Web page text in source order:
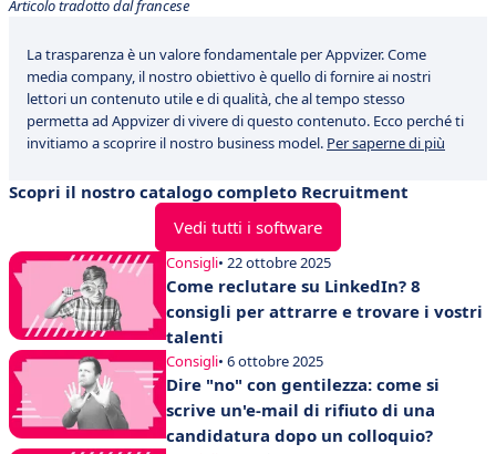
Articolo tradotto dal francese
La trasparenza è un valore fondamentale per Appvizer. Come
media company, il nostro obiettivo è quello di fornire ai nostri
lettori un contenuto utile e di qualità, che al tempo stesso
permetta ad Appvizer di vivere di questo contenuto. Ecco perché ti
invitiamo a scoprire il nostro business model. Per saperne di più
Scopri il nostro catalogo completo Recruitment
Vedi tutti i software
Consigli• 22 ottobre 2025
Come reclutare su LinkedIn? 8
consigli per attrarre e trovare i vostri
talenti
Consigli• 6 ottobre 2025
Dire "no" con gentilezza: come si
scrive un'e-mail di rifiuto di una
candidatura dopo un colloquio?